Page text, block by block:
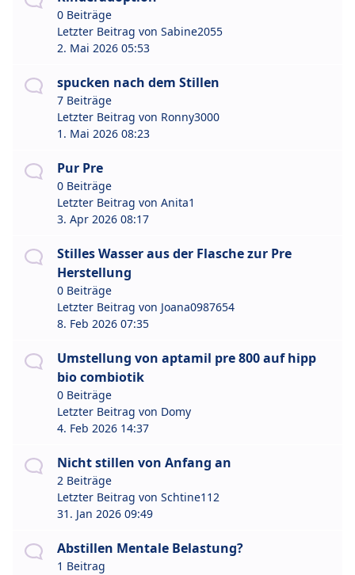
0 Beiträge
Letzter Beitrag von Sabine2055
2. Mai 2026 05:53
spucken nach dem Stillen
7 Beiträge
Letzter Beitrag von Ronny3000
1. Mai 2026 08:23
Pur Pre
0 Beiträge
Letzter Beitrag von Anita1
3. Apr 2026 08:17
Stilles Wasser aus der Flasche zur Pre
Herstellung
0 Beiträge
Letzter Beitrag von Joana0987654
8. Feb 2026 07:35
Umstellung von aptamil pre 800 auf hipp
bio combiotik
0 Beiträge
Letzter Beitrag von Domy
4. Feb 2026 14:37
Nicht stillen von Anfang an
2 Beiträge
Letzter Beitrag von Schtine112
31. Jan 2026 09:49
Abstillen Mentale Belastung?
1 Beitrag